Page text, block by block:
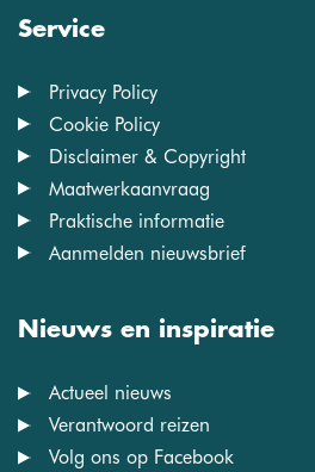
Service
Privacy Policy
Cookie Policy
Disclaimer & Copyright
Maatwerkaanvraag
Praktische informatie
Aanmelden nieuwsbrief
Nieuws en inspiratie
Actueel nieuws
Verantwoord reizen
Volg ons op Facebook